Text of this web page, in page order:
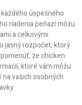
úspešného
riadenia peňazí môžu
a celkovými
jasný rozpočet, ktorý
že chicken
ktoré vám môžu
vašich osobných